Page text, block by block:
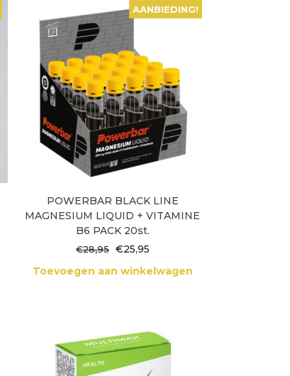
AANBIEDING!
POWERBAR BLACK LINE
MAGNESIUM LIQUID + VITAMINE
B6 PACK 20st.
€28,95
Oorspronkelijke
prijs
was:
€25,95Huidige
is:
Toevoegen aan winkelwagen